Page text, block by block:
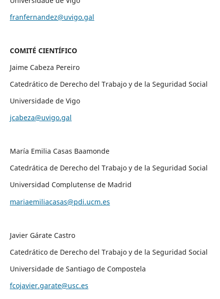
franfernandez@uvigo.gal
COMITÉ CIENTÍFICO
Jaime Cabeza Pereiro
Catedrático de Derecho del Trabajo y de la Seguridad Social
Universidade de Vigo
jcabeza@uvigo.gal
María Emilia Casas Baamonde
Catedrática de Derecho del Trabajo y de la Seguridad Social
Universidad Complutense de Madrid
mariaemiliacasas@pdi.ucm.es
Javier Gárate Castro
Catedrático de Derecho del Trabajo y de la Seguridad Social
Universidade de Santiago de Compostela
fcojavier.garate@usc.es